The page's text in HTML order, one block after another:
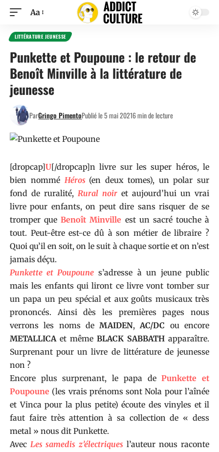
Aa
LITTÉRATURE JEUNESSE
Punkette et Poupoune : le retour de
Benoît Minville à la littérature de
jeunesse
ParGringo PimentoPublié le 5 mai 20216 min de lecture
[dropcap]U[/dropcap]n livre sur les super héros, le
bien nommé Héros (en deux tomes), un polar sur
fond de ruralité,Rural noiret aujourd’hui un vrai
livre pour enfants, on peut dire sans risquer de se
tromper queBenoît Minville est un sacré touche à
tout. Peut-être est-ce dû à son métier de libraire ?
Quoi qu’il en soit, on le suit à chaque sortie et on n’est
jamais déçu.
Punkette et Poupoune s’adresse à un jeune public
mais les enfants qui liront ce livre vont tomber sur
un papa un peu spécial et aux goûts musicaux très
prononcés. Ainsi dès les premières pages nous
verrons les noms deMAIDEN,AC/DC ou encore
METALLICAet même BLACK SABBATH apparaître.
Surprenant pour un livre de littérature de jeunesse
non ?
Encore plus surprenant, le papa dePunkette et
Poupoune (les vrais prénoms sont Nola pour l’aînée
et Vinca pour la plus petite) écoute des vinyles et il
faut faire très attention à sa collection de « dess
metal » nous dit Punkette.
AvecLes samedis z’électriquesl’auteur nous raconte